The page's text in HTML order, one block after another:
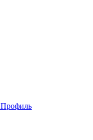
Профиль